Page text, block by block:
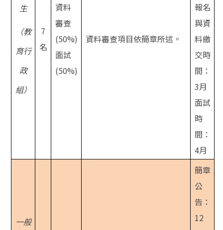
生
（教
育行
政
組）
7
名
資料
審查
(50%)
面試
(50%)
資料審查項目依簡章所述。
報名
與資
料繳
交時
間：
3月
面試
時
間：
4月
一般
簡章
公
告：
12